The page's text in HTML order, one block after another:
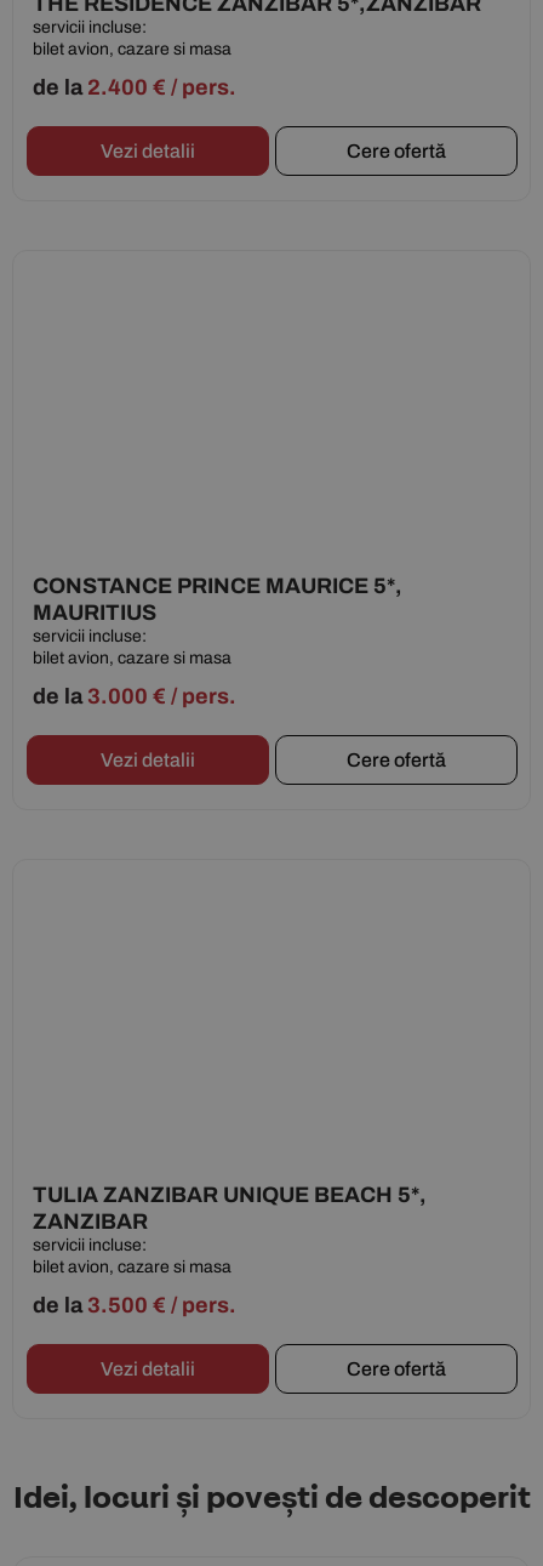
servicii incluse:
bilet avion, cazare si masa
de la 2.400 € / pers.
Vezi detalii Cere ofertă
CONSTANCE PRINCE MAURICE 5*,
MAURITIUS
servicii incluse:
bilet avion, cazare si masa
de la 3.000 € / pers.
Vezi detalii Cere ofertă
TULIA ZANZIBAR UNIQUE BEACH 5*,
ZANZIBAR
servicii incluse:
bilet avion, cazare si masa
de la 3.500 € / pers.
Vezi detalii Cere ofertă
Idei, locuri și povești de descoperit